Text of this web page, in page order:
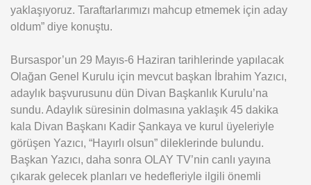
yaklaşıyoruz. Taraftarlarımızı mahcup etmemek için aday
oldum” diye konuştu.
Bursaspor’un 29 Mayıs-6 Haziran tarihlerinde yapılacak
Olağan Genel Kurulu için mevcut başkan İbrahim Yazıcı,
adaylık başvurusunu dün Divan Başkanlık Kurulu’na
sundu. Adaylık süresinin dolmasına yaklaşık 45 dakika
kala Divan Başkanı Kadir Şankaya ve kurul üyeleriyle
görüşen Yazıcı, “Hayırlı olsun” dileklerinde bulundu.
Başkan Yazıcı, daha sonra OLAY TV’nin canlı yayına
çıkarak gelecek planları ve hedefleriyle ilgili önemli